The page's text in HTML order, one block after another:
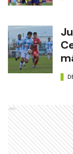
Ads